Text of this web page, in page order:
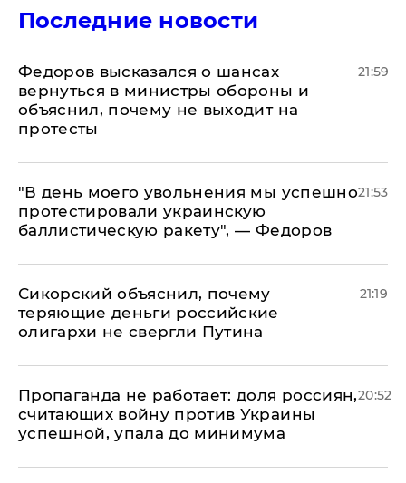
Последние новости
Федоров высказался о шансах
вернуться в министры обороны и
объяснил, почему не выходит на
протесты
21:59
​"В день моего увольнения мы успешно
протестировали украинскую
баллистическую ракету", — Федоров
21:53
Сикорский объяснил, почему
теряющие деньги российские
олигархи не свергли Путина
21:19
​Пропаганда не работает: доля россиян,
считающих войну против Украины
успешной, упала до минимума
20:52